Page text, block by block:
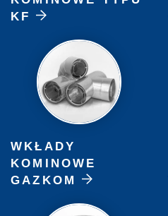
KF
WKŁADY
KOMINOWE
GAZKOM